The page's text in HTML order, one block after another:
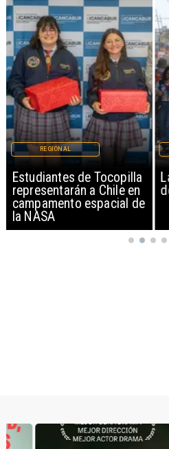
Estudiantes de Tocopilla
representarán a Chile en
campamento espacial de
la NASA
REGIONAL